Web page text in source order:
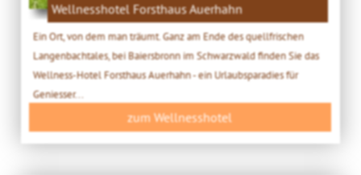
Wellnesshotel Forsthaus Auerhahn
Ein Ort, von dem man träumt. Ganz am Ende des quellfrischen
Langenbachtales, bei Baiersbronn im Schwarzwald finden Sie das
Wellness-Hotel Forsthaus Auerhahn - ein Urlaubsparadies für
Geniesser...
zum Wellnesshotel